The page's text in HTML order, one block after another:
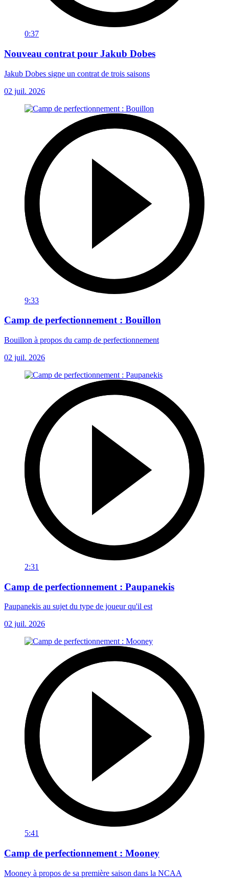
0:37
Nouveau contrat pour Jakub Dobes
Jakub Dobes signe un contrat de trois saisons
02 juil. 2026
9:33
Camp de perfectionnement : Bouillon
Bouillon à propos du camp de perfectionnement
02 juil. 2026
2:31
Camp de perfectionnement : Paupanekis
Paupanekis au sujet du type de joueur qu'il est
02 juil. 2026
5:41
Camp de perfectionnement : Mooney
Mooney à propos de sa première saison dans la NCAA